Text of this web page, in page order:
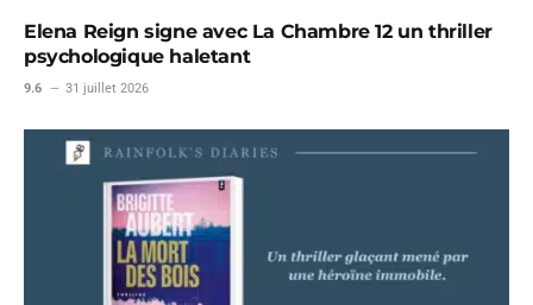
Elena Reign signe avec La Chambre 12 un thriller
psychologique haletant
9.6 31 juillet 2026